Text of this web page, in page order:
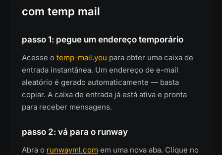
com temp mail
passo 1: pegue um endereço temporário
Acesse o temp-mail.you para obter uma caixa de
entrada instantânea. Um endereço de e-mail
aleatório é gerado automaticamente — basta
copiar. A caixa de entrada já está ativa e pronta
para receber mensagens.
passo 2: vá para o runway
Abra o runwayml.com em uma nova aba. Clique no